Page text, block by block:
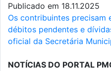
Publicado em 18.11.2025
Os contribuintes precisam
débitos pendentes e
oficial da Secretária
NOTÍCIAS DO PORTAL